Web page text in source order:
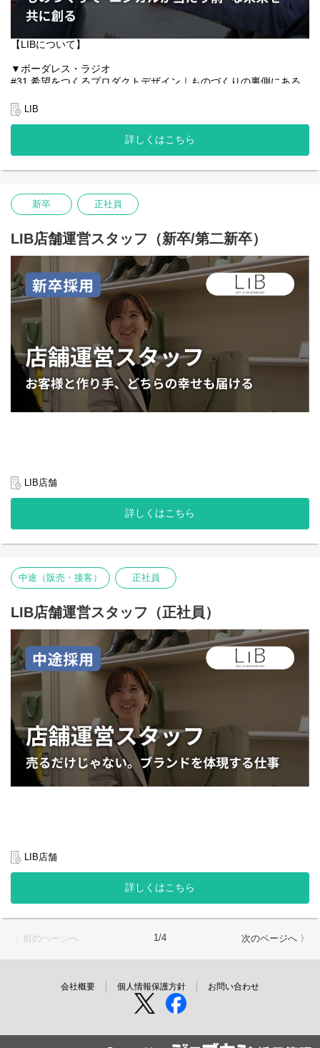
“Life Is Beautiful ─ 美しく、生きる。”をコンセプトに、社会や環
境に配慮した選択肢をもっと身近にしていくための挑戦です。
◇事業背景について知る：
japan.com/social-business/businessleather/
◇サービスサイトを見る：
https://business-leather.com/
【募集背景】
LIBは、創業から10年で全国21店舗を展開し、事業・ブランドとも
に成長を続けてきました。
長は、ブランドの発展だけでなく、貧困の連鎖を断ち切るための
さらに、近年ではオンラインでも多くのお客様に支持されてお
より深く届けていきたいと考えています。
今回募集するのは、ブランドの哲学を空間に落とし込み、「この
お店に来てよかった」と思える体験をつくる、店舗設計・空間デ
ザイナーのポジションです。
“空間づくり”を通じて、ブランドの本質を伝え、顧客体験の価値を
そんな挑戦に、共に取り組んでくださる仲間を求めています。
【職務内容】
ブランドの世界観を、空間を通じてお客様に届ける。
ただ美しいだけでなく、プロダクトや接客と連動し、お客さまの
感動体験を生み出す店舗づくりをお任せします。
等）との打合せを行い、立地、客層などニーズに沿い、安全性に
配慮された建築・平面計画、内装設計提案及び説明を行う
・プロジェクトの実施に必要となる 検討用図面の作成 ・デザイ
ンコンセプト立案・図面・資料の作成・修正を行う
・外部協力会社（作図会社・設計事務所）へ適切な指示とチェッ
明責任を持つ
・常に変化する環境の中、会社の方針を理解し、ビジネス戦略に
対応する効果的な解決策を提供する。
※30坪～100坪程度まで、多様な業務に対応して頂きます。
【LIBについて】
▼ボーダレス・ラジオ
#31 希望をつくるプロダクトデザイン｜ものづくりの裏側にある
https://open.spotify.com/episode/6dApN6ukWJAZyKgM8fRaKO?
si=nUXNADG4Sqik8ZSGaIoXyQ
株式会社ボーダレス・ジャパンが展開するエシカルレザーブラン
ド「ビジネスレザーファクトリー」は2014年 バングラデシュの貧
バングラデシュでは、日本の約4割の国土に1億7千万人の人口を抱
えており、 その過剰な人口が都市の高い失業率を招いています。
特に、未就学・未経験・障がいのある方達はそれらを理由に働き
たくても働けない、あるいは、 低賃金・劣悪な労働環境で働かざ
るを得ず、経済的に苦しい生活をしています。
私達はバングラデシュの現地資源を活用した高付加価値本革商品
を製造する自社工場をつくり、働きたくても働けない人たちを直
接雇用しています。 ものづくりをゼロから伝え、一流の職人に育
てる。生活を守るだけでなく、働く喜びを、生きる喜びを感じて
もらう。 高品質な本革製品を日本の自社ブランドで販売すること
で、 安定的な収入かつ高賃金を実現しています。
雇用を創ることだけではなく、 作り手/売り手/買い手の「はたら
く」を応援し、 誰もが自分らしく前向きに生きられる社会を共創
することが私達のミッションです。
そして2025年7月15日、「ビジネスレザーファクトリー」のブラ
japan.com/social-business/businessleather/
◇サービスサイトを見る：https://business-leather.com/
エシカルレザーブランド「LIB」は、社会や環境に配慮した選択を
もっと身近にすることを目指し、日々新しいプロダクトを生み出
しています。
今回募集するサンプル職人は、その挑戦の最前線。顧客の声を形
にし、より複雑な構造や新しいデザインにも挑戦するための重要
なポジションです。
「ものづくりを通じて社会を良くしたい」「エシカル消費を広げ
たい」という想いを持つ方をお迎えしたいと考えています。
【職務内容】
バッグ・小物のサンプル制作全般をお任せします。
単なる製作ではなく、デザイナーやチームと一緒に「まだ世にな
い製品」を形にしていくクリエイティブな仕事です。
・デザイン画や参考画像をもとにしたパターン作成（Adobe
Illustrator使用）
※部分的なダミー作成と試行錯誤を繰り返し、理想の形に仕上げ
LIB
詳しくはこちら
新卒 正社員
LIB店舗運営スタッフ（新卒/第二新卒）
LIB店舗
詳しくはこちら
中途（販売・接客） 正社員
LIB店舗運営スタッフ（正社員）
LIB店舗
詳しくはこちら
〈 前のページへ 1/4 次のページへ 〉
会社概要 個人情報保護方針 お問い合わせ